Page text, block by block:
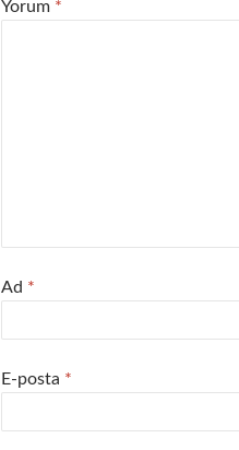
Yorum *
Ad *
E-posta *